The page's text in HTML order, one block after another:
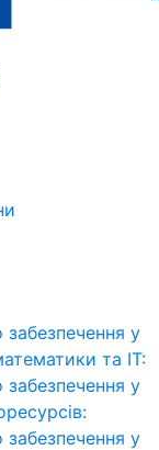
забезпечення у
та ІТ:
забезпечення у
забезпечення у